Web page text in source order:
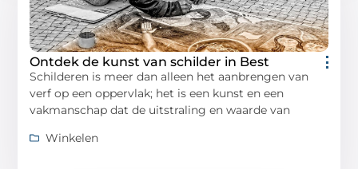
Ontdek de kunst van schilder in Best
Schilderen is meer dan alleen het aanbrengen van
verf op een oppervlak; het is een kunst en een
vakmanschap dat de uitstraling en waarde van
Winkelen